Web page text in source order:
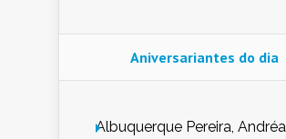
Aniversariantes do dia
Albuquerque Pereira, Andréa